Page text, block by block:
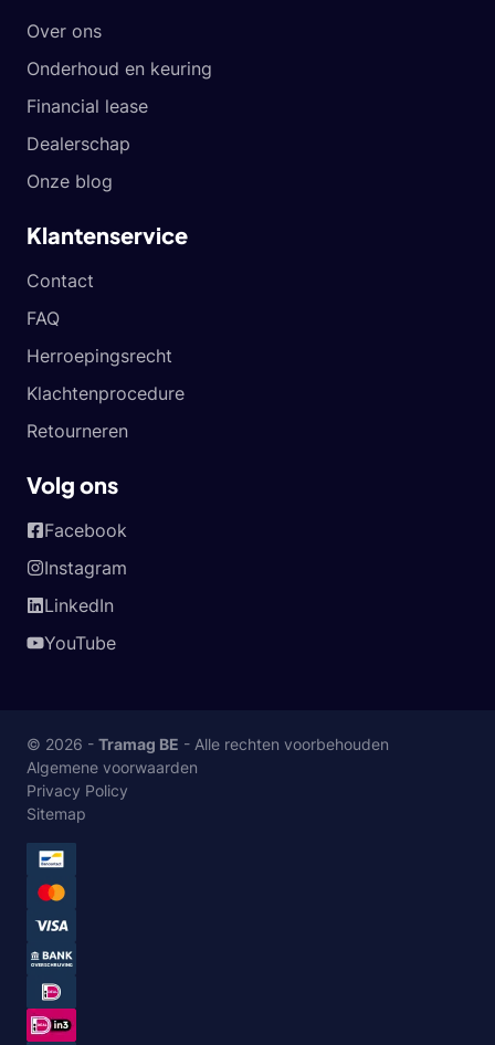
Over ons
Onderhoud en keuring
Financial lease
Dealerschap
Onze blog
Klantenservice
Contact
FAQ
Herroepingsrecht
Klachtenprocedure
Retourneren
Volg ons
Facebook
Instagram
LinkedIn
YouTube
© 2026 - Tramag BE - Alle rechten voorbehouden
Algemene voorwaarden
Privacy Policy
Sitemap